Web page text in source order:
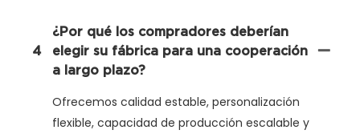
4
¿Por qué los compradores deberían
elegir su fábrica para una cooperación
a largo plazo?
Ofrecemos calidad estable, personalización
flexible, capacidad de producción escalable y